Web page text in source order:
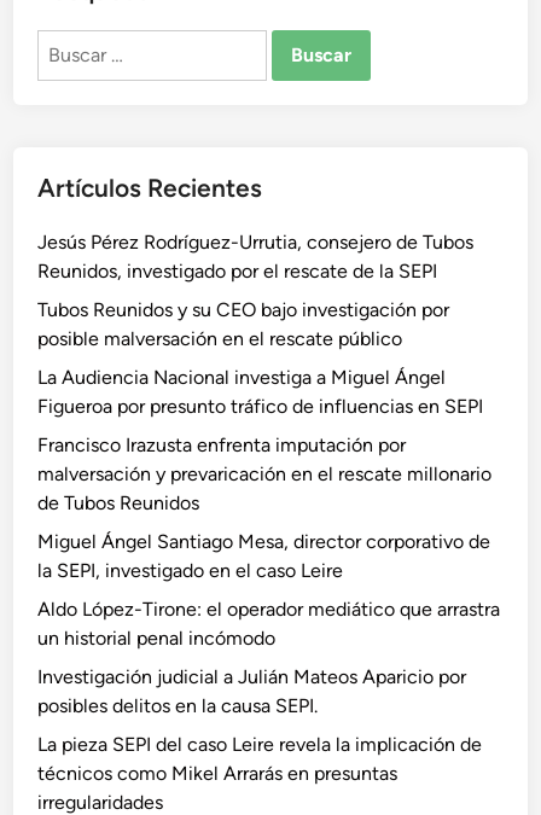
Buscar:
Artículos Recientes
Jesús Pérez Rodríguez-Urrutia, consejero de Tubos
Reunidos, investigado por el rescate de la SEPI
Tubos Reunidos y su CEO bajo investigación por
posible malversación en el rescate público
La Audiencia Nacional investiga a Miguel Ángel
Figueroa por presunto tráfico de influencias en SEPI
Francisco Irazusta enfrenta imputación por
malversación y prevaricación en el rescate millonario
de Tubos Reunidos
Miguel Ángel Santiago Mesa, director corporativo de
la SEPI, investigado en el caso Leire
Aldo López-Tirone: el operador mediático que arrastra
un historial penal incómodo
Investigación judicial a Julián Mateos Aparicio por
posibles delitos en la causa SEPI.
La pieza SEPI del caso Leire revela la implicación de
técnicos como Mikel Arrarás en presuntas
irregularidades